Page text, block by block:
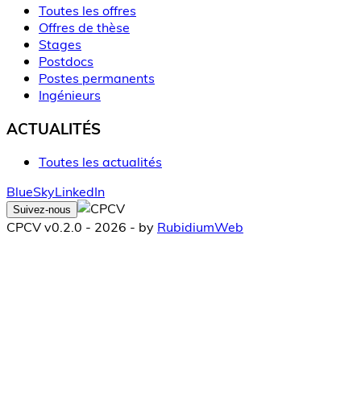
Toutes les offres
Offres de thèse
Stages
Postdocs
Postes permanents
Ingénieurs
ACTUALITÉS
Toutes les actualités
BlueSkyLinkedIn
Suivez-nous
CPCV v0.2.0 - 2026 - by RubidiumWeb